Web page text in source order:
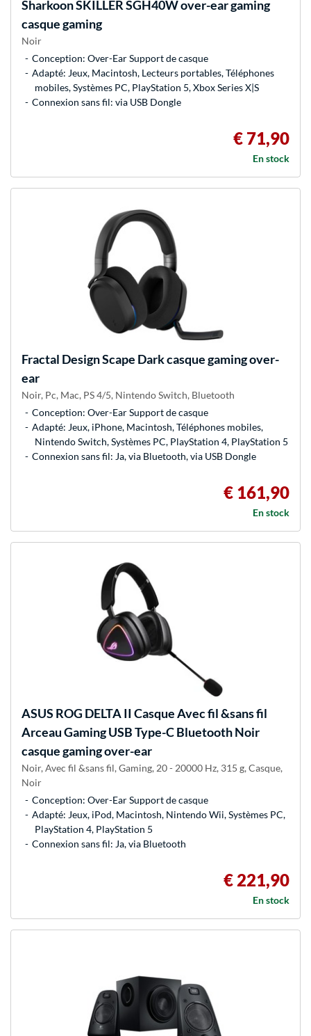
SharkoonSKILLER SGH40W over-ear gaming
casque gaming
Noir
Conception: Over-Ear Support de casque
Adapté: Jeux, Macintosh, Lecteurs portables, Téléphones
mobiles, Systèmes PC, PlayStation 5, Xbox Series X|S
Connexion sans fil: via USB Dongle
€ 71,90
En stock
Fractal DesignScape Dark casque gaming over-
ear
Noir, Pc, Mac, PS 4/5, Nintendo Switch, Bluetooth
Conception: Over-Ear Support de casque
Adapté: Jeux, iPhone, Macintosh, Téléphones mobiles,
Nintendo Switch, Systèmes PC, PlayStation 4, PlayStation 5
Connexion sans fil: Ja, via Bluetooth, via USB Dongle
€ 161,90
En stock
ASUS ROG DELTA II Casque Avec fil &sans fil
Arceau Gaming USB Type-C Bluetooth Noir
casque gaming over-ear
Noir, Avec fil &sans fil, Gaming, 20 - 20000 Hz, 315 g, Casque,
Noir
Conception: Over-Ear Support de casque
Adapté: Jeux, iPod, Macintosh, Nintendo Wii, Systèmes PC,
PlayStation 4, PlayStation 5
Connexion sans fil: Ja, via Bluetooth
€ 221,90
En stock